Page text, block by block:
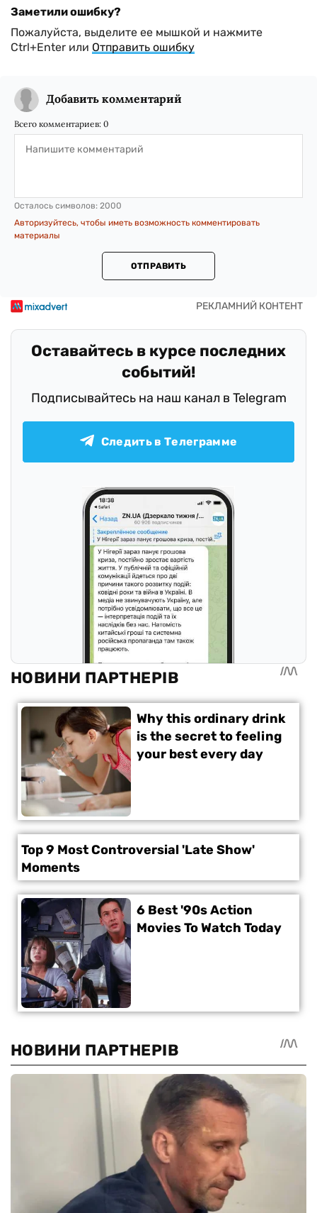
Заметили ошибку?
Пожалуйста, выделите ее мышкой и нажмите
Ctrl+Enter или Отправить ошибку
Добавить комментарий
Всего комментариев: 0
Осталось символов: 2000
Авторизуйтесь, чтобы иметь возможность комментировать
материалы
ОТПРАВИТЬ
Оставайтесь в курсе последних
событий!
Подписывайтесь на наш канал в Telegram
Следить в Телеграмме